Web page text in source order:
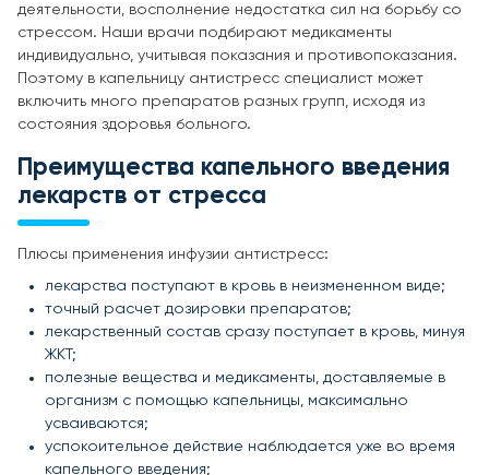
деятельности, восполнение недостатка сил на борьбу со
стрессом. Наши врачи подбирают медикаменты
индивидуально, учитывая показания и противопоказания.
Поэтому в капельницу антистресс специалист может
включить много препаратов разных групп, исходя из
состояния здоровья больного.
Преимущества капельного введения
лекарств от стресса
Плюсы применения инфузии антистресс:
лекарства поступают в кровь в неизмененном виде;
точный расчет дозировки препаратов;
лекарственный состав сразу поступает в кровь, минуя
ЖКТ;
полезные вещества и медикаменты, доставляемые в
организм с помощью капельницы, максимально
усваиваются;
успокоительное действие наблюдается уже во время
капельного введения;